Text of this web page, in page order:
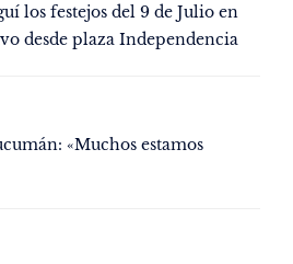
los festejos del 9 de Julio en
desde plaza Independencia
«Muchos estamos